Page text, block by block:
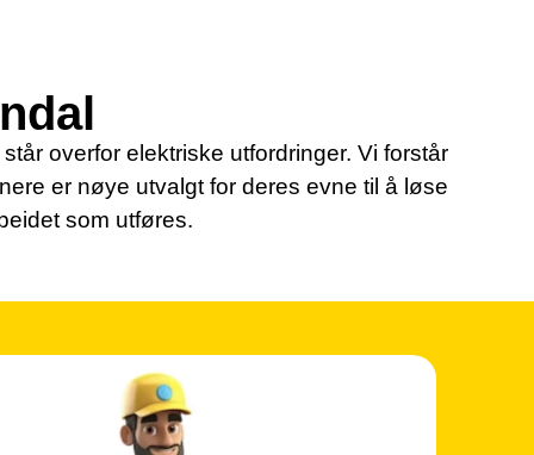
overfor elektriske utfordringer. Vi forstår
er nøye utvalgt for deres evne til å løse
som utføres.